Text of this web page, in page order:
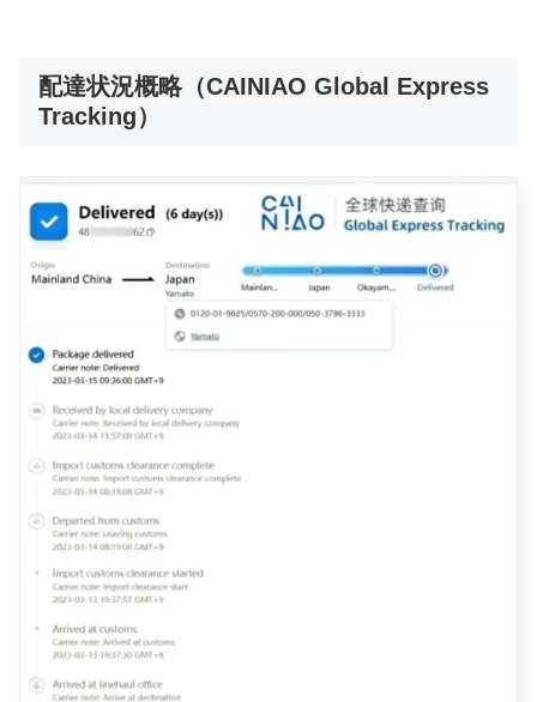
配達状況概略（CAINIAO Global Express
Tracking）